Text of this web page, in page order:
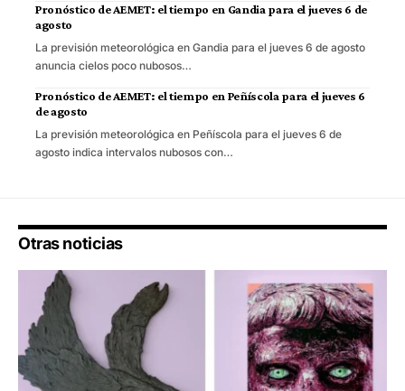
Pronóstico de AEMET: el tiempo en Gandia para el jueves 6 de
agosto
La previsión meteorológica en Gandia para el jueves 6 de agosto
anuncia cielos poco nubosos…
Pronóstico de AEMET: el tiempo en Peñíscola para el jueves 6
de agosto
La previsión meteorológica en Peñíscola para el jueves 6 de
agosto indica intervalos nubosos con…
Otras noticias